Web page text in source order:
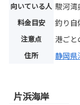
向いている人 駿河湾
料金目安 釣り自
注意点 港ごと
住所 静岡県
片浜海岸